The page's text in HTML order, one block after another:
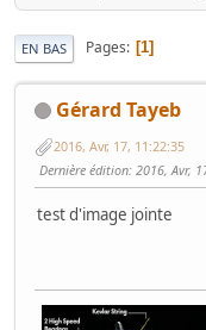
EN BAS Pages 1
Gérard Tayeb
2016, Avr, 17, 11:22:35
Dernière édition: 2016, Avr,
test d'image jointe